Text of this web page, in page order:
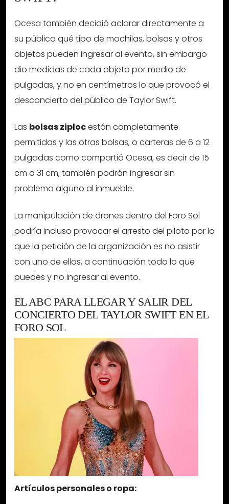
Ocesa también decidió aclarar directamente a
su público qué tipo de mochilas, bolsas y otros
objetos pueden ingresar al evento, sin embargo
dio medidas de cada objeto por medio de
pulgadas, y no en centímetros lo que provocó el
desconcierto del público de Taylor Swift.
Las bolsas ziplocestán completamente
permitidas y las otras bolsas, o carteras de 6 a 12
pulgadas como compartió Ocesa, es decir de 15
cm a 31 cm, también podrán ingresar sin
problema alguno al inmueble.
La manipulación de drones dentro del Foro Sol
podría incluso provocar el arresto del piloto por lo
que la petición de la organización es no asistir
con uno de ellos, a continuación todo lo que
puedes y no ingresar al evento.
EL ABC PARA LLEGAR Y SALIR DEL
CONCIERTO DEL TAYLOR SWIFT EN EL
FORO SOL
Artículos personales o ropa: